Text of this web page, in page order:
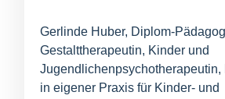
Gerlinde Huber, Diplom-
Gestalttherapeutin, Kinder und
Jugendlichenpsychotherapeutin,
in eigener Praxis für Kinder- und